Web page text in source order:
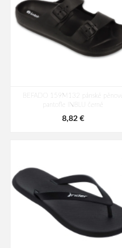
BEFADO 159M132 pánské pěnové
pantofle INBLU černé
8,82 €